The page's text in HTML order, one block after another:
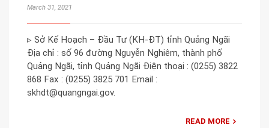
March 31, 2021
▹ Sở Kế Hoạch – Đầu Tư (KH-ĐT) tỉnh Quảng Ngãi
Địa chỉ : số 96 đường Nguyễn Nghiêm, thành phố
Quảng Ngãi, tỉnh Quảng Ngãi Điện thoại : (0255) 3822
868 Fax : (0255) 3825 701 Email :
skhdt@quangngai.gov.
READ MORE